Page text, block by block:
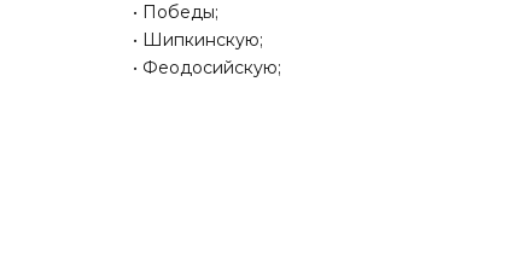
• Победы;
• Шипкинскую;
• Феодосийскую;